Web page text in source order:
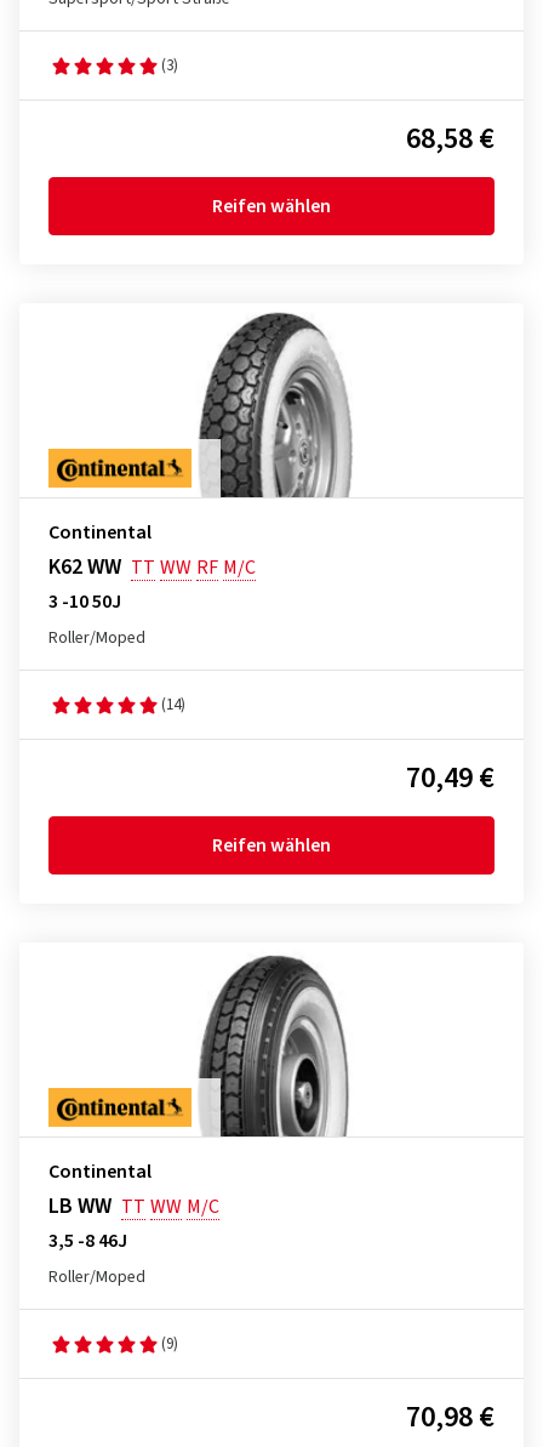
(3)
68,58 €
Reifen wählen
Continental
K62 WW TT WW RF M/C
3 -10 50J
Roller/Moped
(14)
70,49 €
Reifen wählen
Continental
LB WW TT WW M/C
3,5 -8 46J
Roller/Moped
(9)
70,98 €